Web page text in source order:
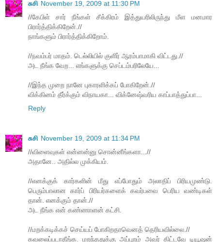
சுசி November 19, 2009 at 11:30 PM
//கேபிள் சார் நீங்கள் சீக்கிரம் இத்துயரிலிருந்து மீள மனமார
பிரார்த்திக்கிறேன்.//
நாங்களும் பிரார்த்திக்கிறோம்.
//நவம்பர் மாதம். டெல்லியில் குளிர் ஆரம்பாமாகி விட்டது.//
அட நீங்க வேற... எங்களுக்கு செப்டம்பரிலேயே...
//இந்த முறை நானே புகாரளிக்கப் போகிறேன்.//
விக்கினம் தீர்க்கும் விநாயகா... விக்னேஷ்வரிய காப்பாத்துப்பா...
Reply
சுசி November 19, 2009 at 11:34 PM
//விளைவுகள் என்னன்னு சொன்னீங்களா...//
அதானே.. அதில்ல முக்கியம்.
//எனக்குக் கார்களின் மீது எப்போதும் அலாதிப் பிரியமுண்டு.
பெரும்பாலான கார்ப் பிரியர்களைக் கவர்பவை பெரிய வண்டிகள்
தான். எனக்கும் தான்.//
அட நீங்க என் கண்ணாளன் கட்சி.
//மறக்கடிக்கச் செய்யப் போகிறதாவெனத் தெரியவில்லை.//
கவலைப்படாதீங்க. மறந்ததுக்கு அப்புறம் அவர் கிட்டவே டியூஷன்